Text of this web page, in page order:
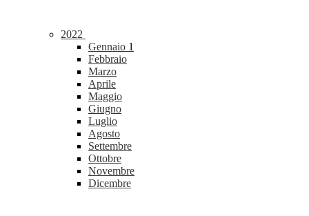
2022
Gennaio 1
Febbraio
Marzo
Aprile
Maggio
Giugno
Luglio
Agosto
Settembre
Ottobre
Novembre
Dicembre